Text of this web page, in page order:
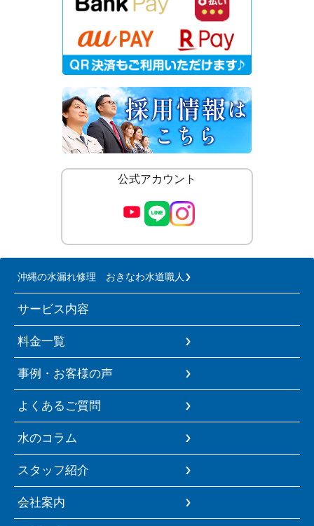
公式アカウント
沖縄の水漏れ修理 おきなわ水道職人
サービス内容
料金一覧
事例・お客様の声
よくあるご質問
水のコラム
スタッフ紹介
会社案内